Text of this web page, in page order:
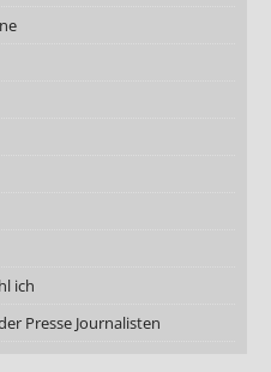
ich
Presse Journalisten